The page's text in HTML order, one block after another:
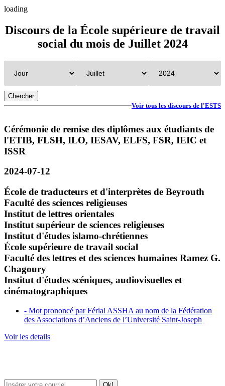
loading
Discours de la École supérieure de travail
social du mois de Juillet 2024
Voir tous les discours de l'ESTS
Cérémonie de remise des diplômes aux étudiants de
l'ETIB, FLSH, ILO, IESAV, ELFS, FSR, IEIC et
ISSR
2024-07-12
École de traducteurs et d'interprètes de Beyrouth
Faculté des sciences religieuses
Institut de lettres orientales
Institut supérieur de sciences religieuses
Institut d'études islamo-chrétiennes
École supérieure de travail social
Faculté des lettres et des sciences humaines Ramez G.
Chagoury
Institut d'études scéniques, audiovisuelles et
cinématographiques
- Mot prononcé par Férial ASSHA au nom de la Fédération
des Associations d’Anciens de l’Université Saint-Joseph
Voir les details